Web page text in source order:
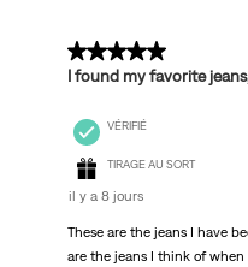
5 sur 5 étoiles.
I found my favorite
VÉRIFIÉ
TIRAGE AU SORT
il y a 8 jours
These are the jeans I have
are the jeans I think of when